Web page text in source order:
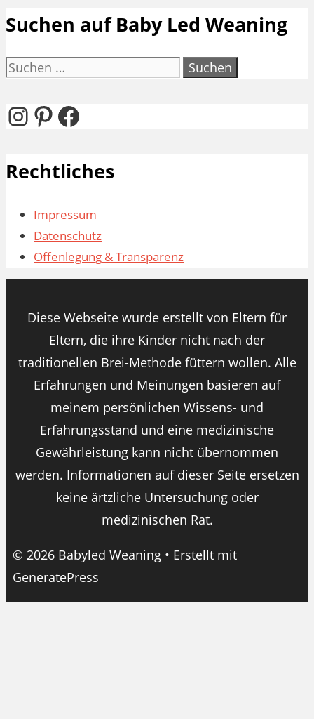
Suchen auf Baby Led Weaning
Suchen
Instagram
Pinterest
Facebook
Rechtliches
Impressum
Datenschutz
Offenlegung & Transparenz
Diese Webseite wurde erstellt von Eltern für
Eltern, die ihre Kinder nicht nach der
traditionellen Brei-Methode füttern wollen. Alle
Erfahrungen und Meinungen basieren auf
meinem persönlichen Wissens- und
Erfahrungsstand und eine medizinische
Gewährleistung kann nicht übernommen
werden. Informationen auf dieser Seite ersetzen
keine ärtzliche Untersuchung oder
medizinischen Rat.
© 2026 Babyled Weaning • Erstellt mit
GeneratePress